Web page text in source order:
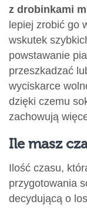
z drobinkami
lepiej zrobić go
wskutek
powstawanie
przeszkadzać
wyciskarce
dzięki czemu
zachowują
Ile masz
Ilość czasu,
przygotowania
decydującą o